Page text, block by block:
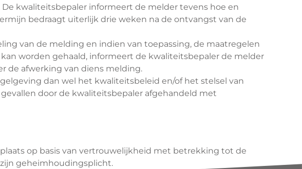
kwaliteitsbepaler informeert de melder tevens hoe en
bedraagt uiterlijk drie weken na de ontvangst van de
van de melding en indien van toepassing, de maatregelen
worden gehaald, informeert de kwaliteitsbepaler de melder
de afwerking van diens melding.
dan wel het kwaliteitsbeleid en/of het stelsel van
door de kwaliteitsbepaler afgehandeld met
op basis van vertrouwelijkheid met betrekking tot de
geheimhoudingsplicht.